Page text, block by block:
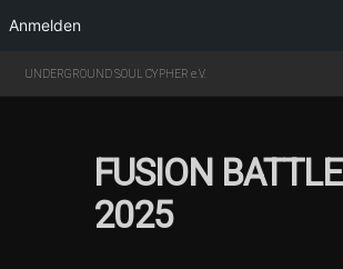
Anmelden
UNDERGROUND SOUL CYPHER e.V.
FUSION BATTLE
2025